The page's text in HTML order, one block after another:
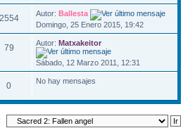
2554 Autor:Ballesta
Domingo, 25 Enero 2015, 19:42
79 Autor:Matxakeitor
Sábado, 12 Marzo 2011, 12:31
0 No hay mensajes